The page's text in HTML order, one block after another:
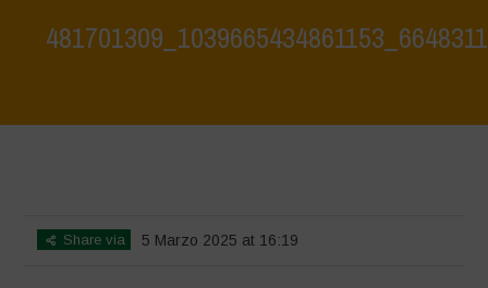
Share via 5 Marzo 2025 at 16:19